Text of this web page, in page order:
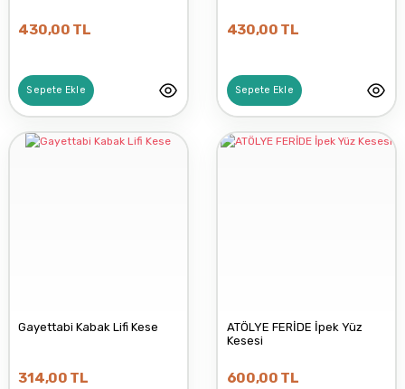
430,00 TL
Sepete Ekle
430,00 TL
Sepete Ekle
Gayettabi Kabak Lifi Kese
314,00 TL
ATÖLYE FERİDE İpek Yüz
Kesesi
600,00 TL